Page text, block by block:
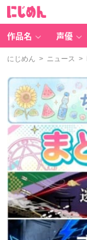
作品名 声優
にじめん > ニュース >